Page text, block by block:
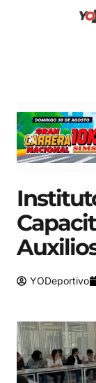
YODeportivo